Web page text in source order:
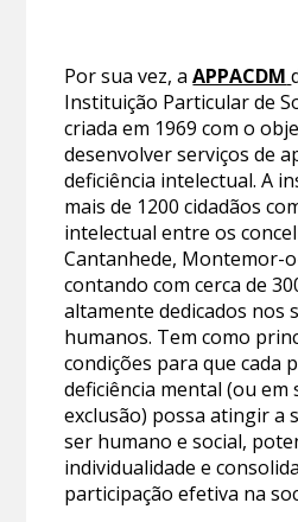
Por sua vez, aAPPACDM
Instituição Particular de
criada em 1969 com o
desenvolver serviços de
deficiência intelectual. A
mais de 1200 cidadãos
intelectual entre os
Cantanhede, Montemor-
contando com cerca de
altamente dedicados nos
humanos. Tem como
condições para que cada
deficiência mental (ou em
exclusão) possa atingir a
ser humano e social,
individualidade e
participação efetiva na